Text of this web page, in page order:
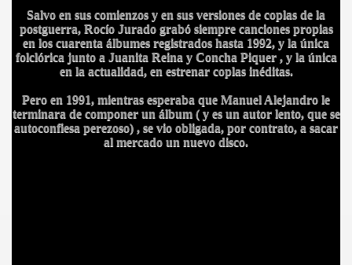
Salvo en sus comienzos y en sus versiones de coplas de la
postguerra, Rocío Jurado grabó siempre canciones propias
en los cuarenta álbumes registrados hasta 1992, y la única
folclórica junto a Juanita Reina y Concha Piquer , y la única
en la actualidad, en estrenar coplas inéditas.
Pero en 1991, mientras esperaba que Manuel Alejandro le
terminara de componer un álbum ( y es un autor lento, que se
autoconfiesa perezoso) , se vio obligada, por contrato, a sacar
al mercado un nuevo disco.
AL VIENTO